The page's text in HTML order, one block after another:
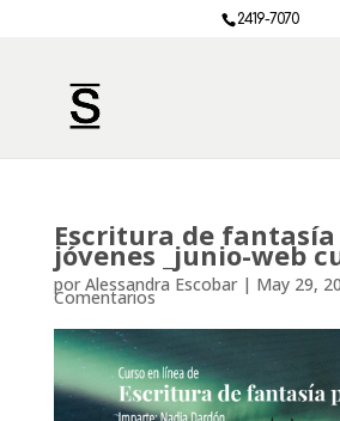
2419-7070
Escritura de
jóvenes _junio-web
por Alessandra Escobar| May 29,
Comentarios